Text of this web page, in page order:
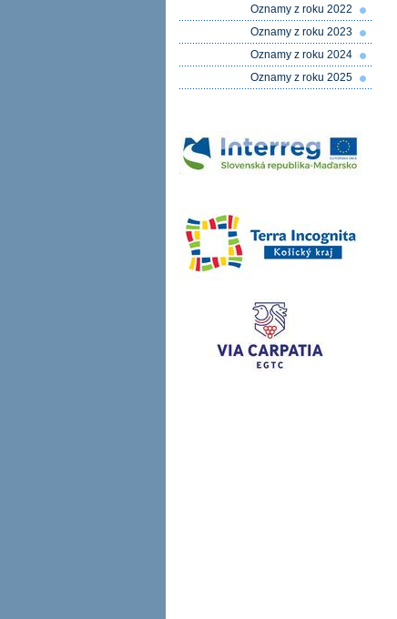
Oznamy z roku 2022
Oznamy z roku 2023
Oznamy z roku 2024
Oznamy z roku 2025